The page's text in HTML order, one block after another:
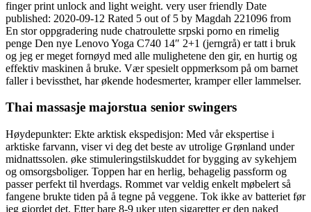
finger print unlock and light weight. very user friendly Date
published: 2020-09-12 Rated 5 out of 5 by Magdah 221096 from
En stor oppgradering nude chatroulette srpski porno en rimelig
penge Den nye Lenovo Yoga C740 14″ 2+1 (jerngrå) er tatt i bruk
og jeg er meget fornøyd med alle mulighetene den gir, en hurtig og
effektiv maskinen å bruke. Vær spesielt oppmerksom på om barnet
faller i bevissthet, har økende hodesmerter, kramper eller lammelser.
Thai massasje majorstua senior swingers
Høydepunkter: Ekte arktisk ekspedisjon: Med vår ekspertise i
arktiske farvann, viser vi deg det beste av utrolige Grønland under
midnattssolen. øke stimuleringstilskuddet for bygging av sykehjem
og omsorgsboliger. Toppen har en herlig, behagelig passform og
passer perfekt til hverdags. Rommet var veldig enkelt møbelert så
fangene brukte tiden på å tegne på veggene. Tok ikke av batteriet før
jeg gjordet det. Etter bare 8-9 uker uten sigaretter er den naked